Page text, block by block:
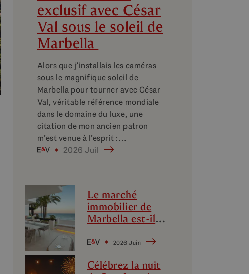
exclusif avec César
Val sous le soleil de
Marbella
Alors que j’installais les caméras
sous le magnifique soleil de
Marbella pour tourner avec César
Val, véritable référence mondiale
dans le domaine du luxe, une
citation de mon ancien patron
m’est venue à l’esprit :…
2026 Juil
Le marché
immobilier de
Marbella est-il
ralentir ?
micro-marchés
2026 Juin
Célébrez la nuit